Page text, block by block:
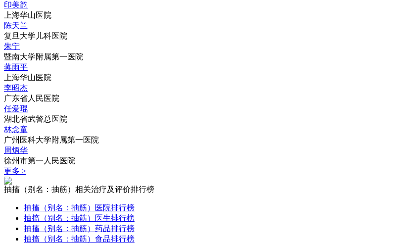
印美韵
上海华山医院
陈天兰
复旦大学儿科医院
朱宁
暨南大学附属第一医院
蒋雨平
上海华山医院
李昭杰
广东省人民医院
任爱琨
湖北省武警总医院
林念童
广州医科大学附属第一医院
周炳华
徐州市第一人民医院
更多 >
抽搐（别名：抽筋）相关治疗及评价排行榜
抽搐（别名：抽筋）医院排行榜
抽搐（别名：抽筋）医生排行榜
抽搐（别名：抽筋）药品排行榜
抽搐（别名：抽筋）食品排行榜